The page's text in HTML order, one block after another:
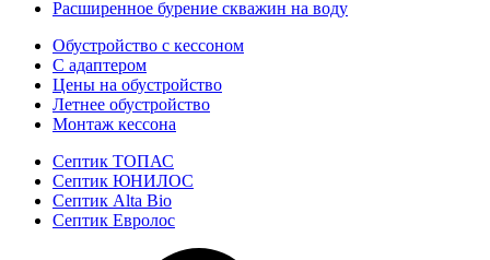
Расширенное бурение скважин на воду
Обустройство с кессоном
С адаптером
Цены на обустройство
Летнее обустройство
Монтаж кессона
Септик ТОПАС
Септик ЮНИЛОС
Септик Alta Bio
Септик Евролос